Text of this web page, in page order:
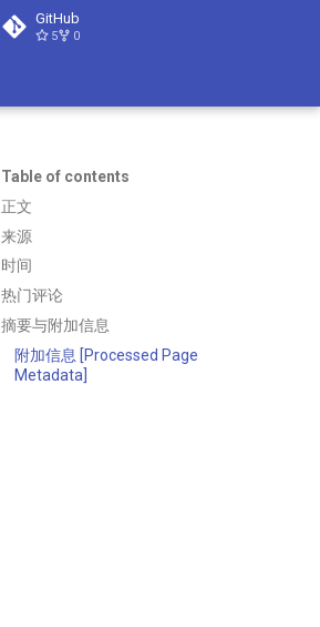
GitHub
5 0
Table of contents
正文
来源
时间
热门评论
摘要与附加信息
附加信息 [Processed Page
Metadata]